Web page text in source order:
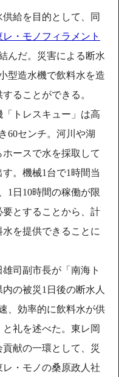
給を目的として、同
レ・モノフィラメント
んだ。災害による断水
型造水機で飲料水を造
ることができる。
トレスキュー」は高
60センチ。河川や湖
ースで水を採取して
。機械1台で1時間当
1日10時間の稼働が限
要とすることから、計
を提供できることに
司副市長が「南海ト
の被災1日後の断水人
、効率的に飲料水が供
礼を述べた。東レ岡
献の一環として、災
・モノの桑原政人社